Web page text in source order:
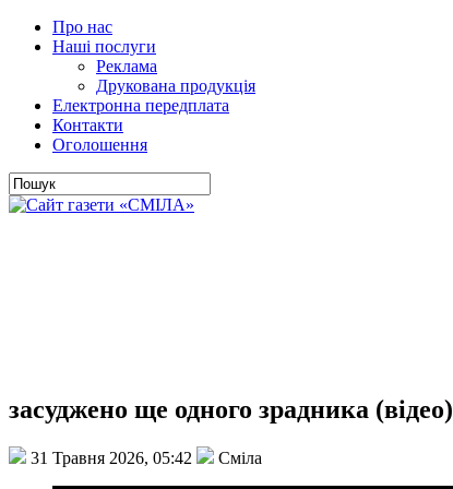
Про нас
Наші послуги
Реклама
Друкована продукція
Електронна передплата
Контакти
Оголошення
засуджено ще одного зрадника (відео)
31 Травня 2026, 05:42 Сміла